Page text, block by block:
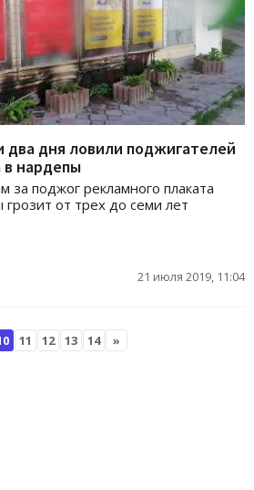
два дня ловили поджигателей
в нардепы
поджог рекламного плаката
от трех до семи лет
21 июля 2019, 11:04
11 12 13 14 »